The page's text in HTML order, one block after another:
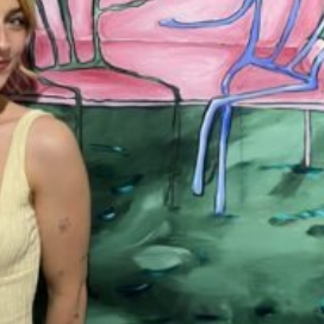
E
D
R
O
L
M
O
D
Ó
V
A